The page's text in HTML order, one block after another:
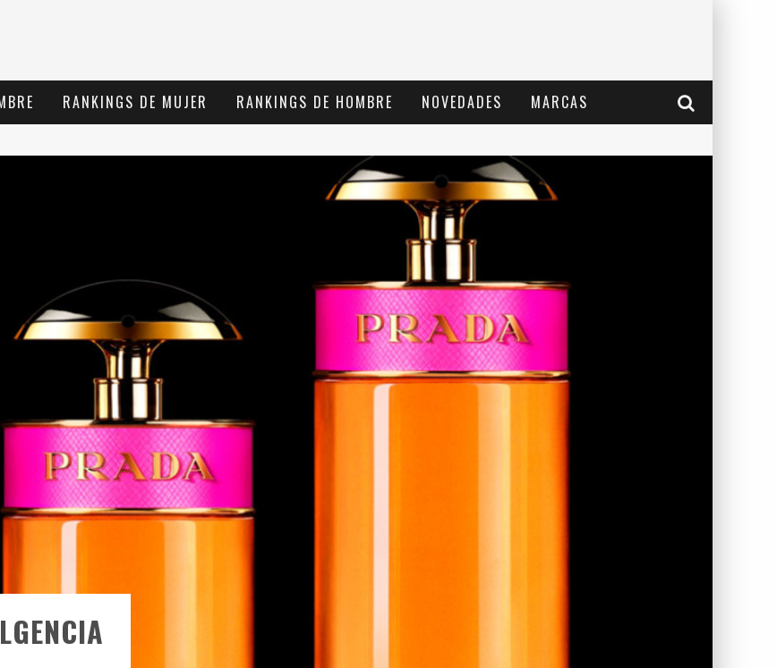
RANKINGS DE MUJER RANKINGS DE HOMBRE NOVEDADES MARCAS